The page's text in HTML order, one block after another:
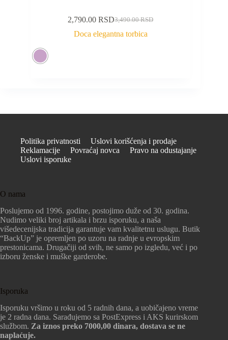
3,490.00RSD
2,790.00RSD
Doca elegantna torbica
Politika privatnosti
Uslovi korišćenja i prodaje
Reklamacije
Povraćaj novca
Pravo na odustajanje
Uslovi isporuke
O nama
Poslujemo od 1996. godine, postojimo duže od 30. godina.
Nudimo veliki broj artikala i brzu isporuku, a naša
višedecenijska tradicija garantuje vam kvalitetnu uslugu. Butik
“BackUp” je opremljen po uzoru na radnje u evropskim
prestonicama. Drugačiji od svih, ne samo po izgledu, već i po
izboru ženske i muške garderobe.
Isporuka
Isporuku vršimo u roku od 5 radnih dana, a uobičajeno vreme
je 2 radna dana. Sarađujemo sa PostExpress i AKS kurirskom
službom. Za iznos preko 7000,00 dinara, dostava se ne
naplaćuje.